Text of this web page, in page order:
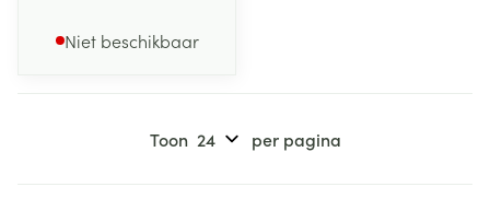
Niet beschikbaar
Toon per pagina